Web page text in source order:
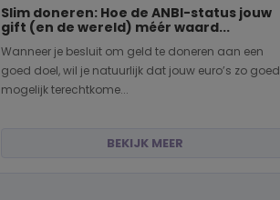
Slim doneren: Hoe de ANBI-status jouw
gift (en de wereld) méér waard...
Wanneer je besluit om geld te doneren aan een
goed doel, wil je natuurlijk dat jouw euro’s zo goed
mogelijk terechtkome...
BEKIJK MEER